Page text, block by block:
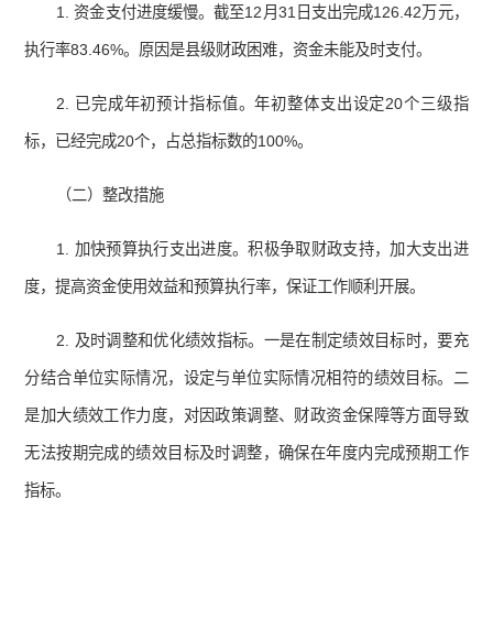
1. 资金支付进度缓慢。截至12月31日支出完成126.42万元，
执行率83.46%。原因是县级财政困难，资金未能及时支付。
2. 已完成年初预计指标值。年初整体支出设定20个三级指
标，已经完成20个，占总指标数的100%。
（二）整改措施
1. 加快预算执行支出进度。积极争取财政支持，加大支出进
度，提高资金使用效益和预算执行率，保证工作顺利开展。
2. 及时调整和优化绩效指标。一是在制定绩效目标时，要充
分结合单位实际情况，设定与单位实际情况相符的绩效目标。二
是加大绩效工作力度，对因政策调整、财政资金保障等方面导致
无法按期完成的绩效目标及时调整，确保在年度内完成预期工作
指标。